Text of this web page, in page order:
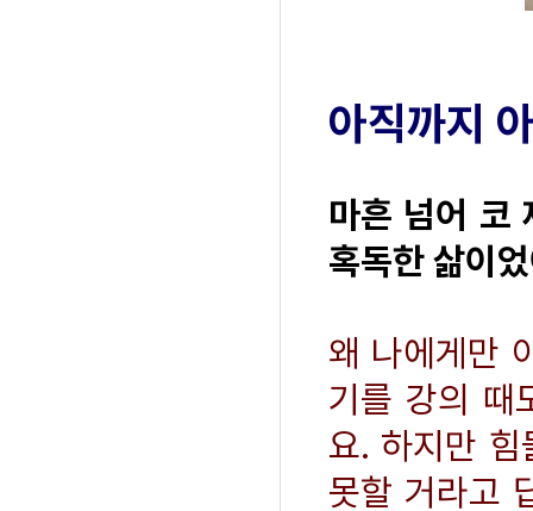
아직까지
마흔 넘어 코
혹독한 삶이
왜 나에게만
기를 강의 때
요. 하지만
못할 거라고